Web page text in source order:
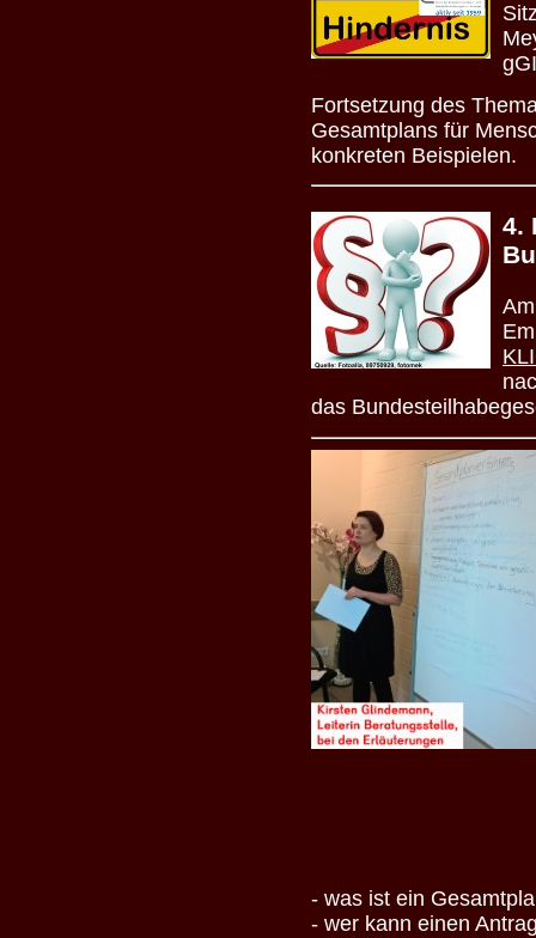
Fortsetzung des
Gesamtplans für
konkreten Beispielen.
4.
das
- was ist ein
- wer kann einen